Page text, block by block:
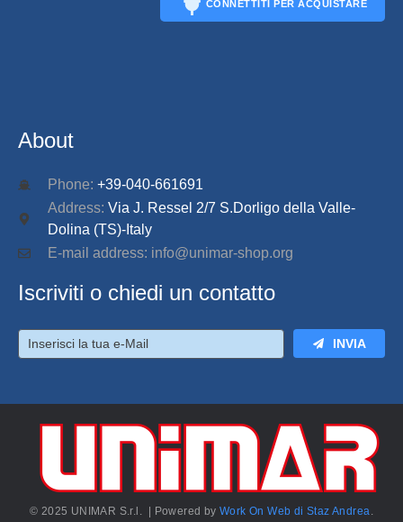
CONNETTITI PER ACQUISTARE
About
Phone: +39-040-661691
Address: Via J. Ressel 2/7 S.Dorligo della Valle-
Dolina (TS)-Italy
E-mail address: info@unimar-shop.org
Iscriviti o chiedi un contatto
INVIA
© 2025 UNIMAR S.r.l. | Powered byWork On Web di Staz Andrea.